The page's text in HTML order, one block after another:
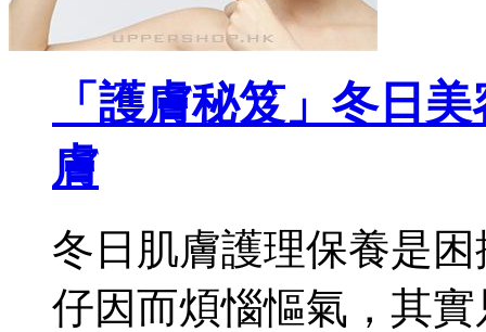
「護膚秘笈」冬日
膚
冬日肌膚護理保養是
仔因而煩惱慪氣，其